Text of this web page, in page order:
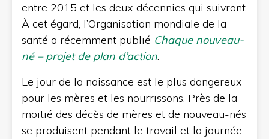
entre 2015 et les deux décennies qui suivront.
À cet égard, l’Organisation mondiale de la
santé a récemment publié Chaque nouveau-
né – projet de plan d’action.
Le jour de la naissance est le plus dangereux
pour les mères et les nourrissons. Près de la
moitié des décès de mères et de nouveau-nés
se produisent pendant le travail et la journée